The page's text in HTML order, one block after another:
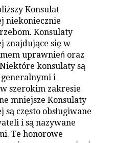
Konsulat
niekoniecznie
Konsulaty
znajdujące się w
uprawnień oraz
konsulaty są
i
szerokim zakresie
mniejsze Konsulaty
często obsługiwane
i są nazywane
Te honorowe